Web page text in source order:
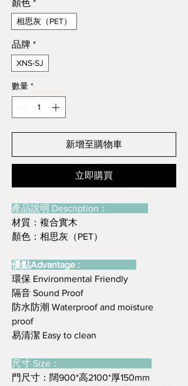
顏色 *
相思灰（PET）
品牌 *
XNS-SJ
數量 *
新增至購物車
立即購買
產品說明 Description：
材質：複合實木
顏色：相思灰（PET）
優點Advantage :
環保 Environmental Friendly
隔音 Sound Proof
防水防潮 Waterproof and moisture
proof
易清潔 Easy to clean
尺寸 Size：
門尺寸：闊900*高2100*厚150mm